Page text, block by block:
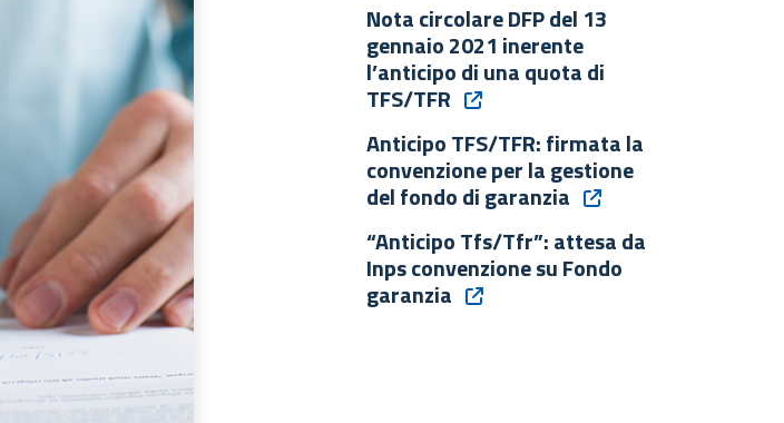
Nota circolare DFP del 13
gennaio 2021 inerente
l’anticipo di una quota di
TFS/TFR
Anticipo TFS/TFR: firmata la
convenzione per la gestione
del fondo di garanzia
“Anticipo Tfs/Tfr”: attesa da
Inps convenzione su Fondo
garanzia